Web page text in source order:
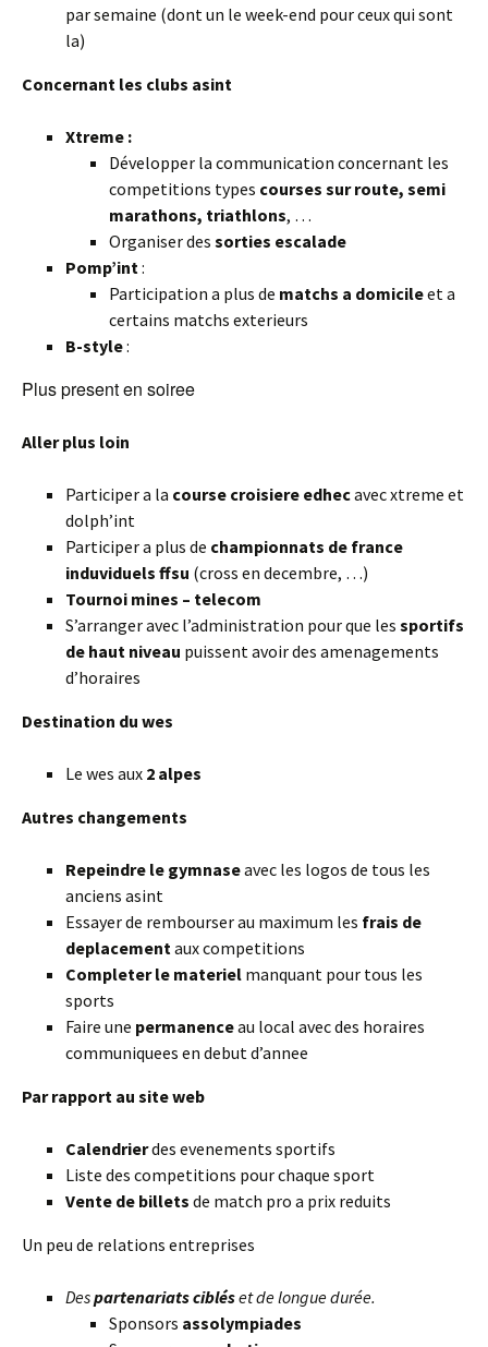
par semaine (dont un le week-end pour ceux qui sont
la)
Concernant les clubs asint
Xtreme :
Développer la communication concernant les
competitions types courses sur route, semi
marathons, triathlons, …
Organiser des sorties escalade
Pomp’int:
Participation a plus de matchs a domicileet a
certains matchs exterieurs
B-style:
Plus present en soiree
Aller plus loin
Participer a la course croisiere edhecavec xtreme et
dolph’int
Participer a plus de championnats de france
induviduels ffsu (cross en decembre, …)
Tournoi mines – telecom
S’arranger avec l’administration pour que les sportifs
de haut niveau puissent avoir des amenagements
d’horaires
Destination du wes
Le wes aux 2 alpes
Autres changements
Repeindre le gymnaseavec les logos de tous les
anciens asint
Essayer de rembourser au maximum les frais de
deplacementaux competitions
Completer le materiel manquant pour tous les
sports
Faire une permanenceau local avec des horaires
communiquees en debut d’annee
Par rapport au site web
Calendrierdes evenements sportifs
Liste des competitions pour chaque sport
Vente de billets de match pro a prix reduits
Un peu de relations entreprises
Despartenariats cibléset de longue durée.
Sponsors assolympiades